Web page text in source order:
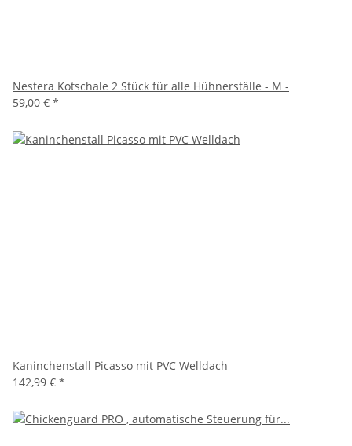
Nestera Kotschale 2 Stück für alle Hühnerställe - M -
59,00 € *
Kaninchenstall Picasso mit PVC Welldach
142,99 € *